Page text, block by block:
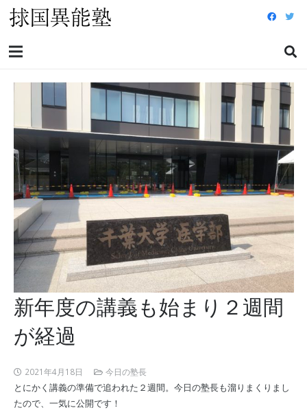
新年度の講義も始まり２週間
が経過
2021年4月18日 今日の塾長
とにかく講義の準備で追われた２週間。今日の塾長も溜りまくりまし
たので、一気に公開です！